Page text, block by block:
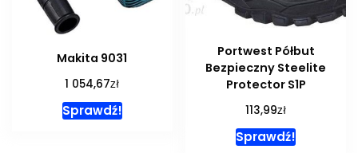
Makita 9031
1 054,67zł
Sprawdź!
Portwest Półbut
Bezpieczny Steelite
Protector S1P
113,99zł
Sprawdź!